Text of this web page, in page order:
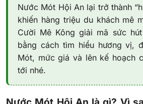
Nước Mót Hội An lại trở thành
khiến hàng triệu du khách mê
Cười Mê Kông giải mã sức
bằng cách tìm hiểu hương vị,
Mót, mức giá và lên kế hoạch
tới nhé.